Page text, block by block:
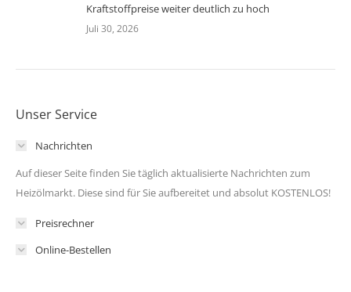
Kraftstoffpreise weiter deutlich zu hoch
Juli 30, 2026
Unser Service
Nachrichten
Auf dieser Seite finden Sie täglich aktualisierte Nachrichten zum
Heizölmarkt. Diese sind für Sie aufbereitet und absolut KOSTENLOS!
Preisrechner
Online-Bestellen